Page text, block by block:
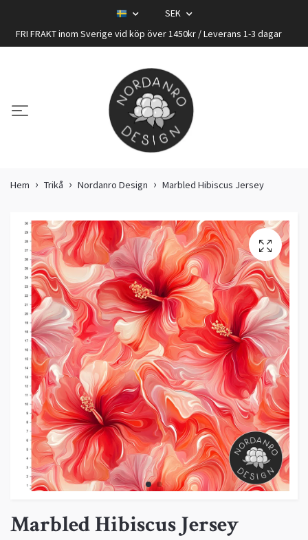
SEK
FRI FRAKT inom Sverige vid köp över 1450kr / Leverans 1-3 dagar
Hem Trikå Nordanro Design Marbled Hibiscus Jersey
Marbled Hibiscus Jersey